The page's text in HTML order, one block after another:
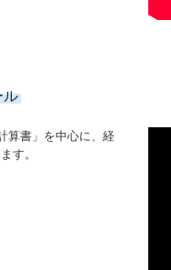
ル
算書」を中心に、経
す。